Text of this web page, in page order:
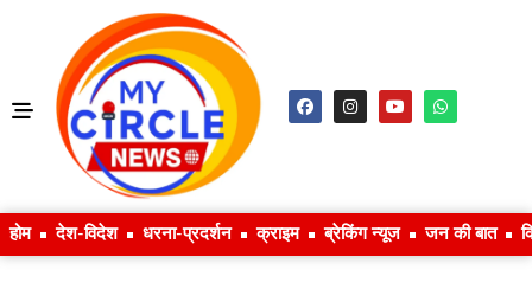
होम देश-विदेश धरना-प्रदर्शन क्राइम ब्रेकिंग न्यूज जन की बात